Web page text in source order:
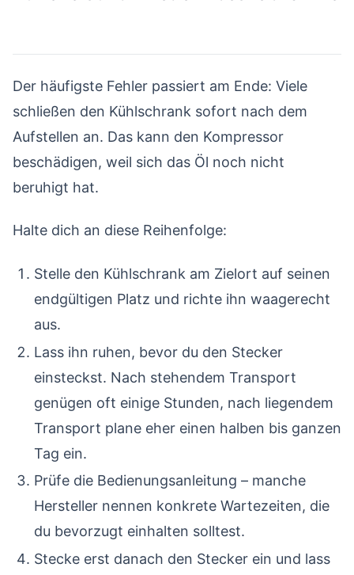
Der häufigste Fehler passiert am Ende: Viele
schließen den Kühlschrank sofort nach dem
Aufstellen an. Das kann den Kompressor
beschädigen, weil sich das Öl noch nicht
beruhigt hat.
Halte dich an diese Reihenfolge:
Stelle den Kühlschrank am Zielort auf seinen
endgültigen Platz und richte ihn waagerecht
aus.
Lass ihn ruhen, bevor du den Stecker
einsteckst. Nach stehendem Transport
genügen oft einige Stunden, nach liegendem
Transport plane eher einen halben bis ganzen
Tag ein.
Prüfe die Bedienungsanleitung – manche
Hersteller nennen konkrete Wartezeiten, die
du bevorzugt einhalten solltest.
Stecke erst danach den Stecker ein und lass